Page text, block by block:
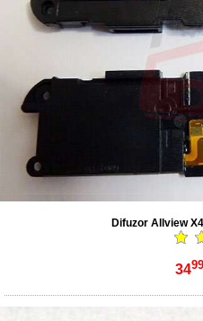
Difuzor Allview
3499